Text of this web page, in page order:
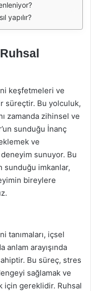
yapılır?
keşfetmeleri ve
süreçtir. Bu yolculuk,
zamanda zihinsel ve
sunduğu İnanç
ve
sunuyor. Bu
sunduğu imkanlar,
bireylere
tanımaları, içsel
anlam arayışında
Bu süreç, stres
sağlamak ve
için gereklidir. Ruhsal